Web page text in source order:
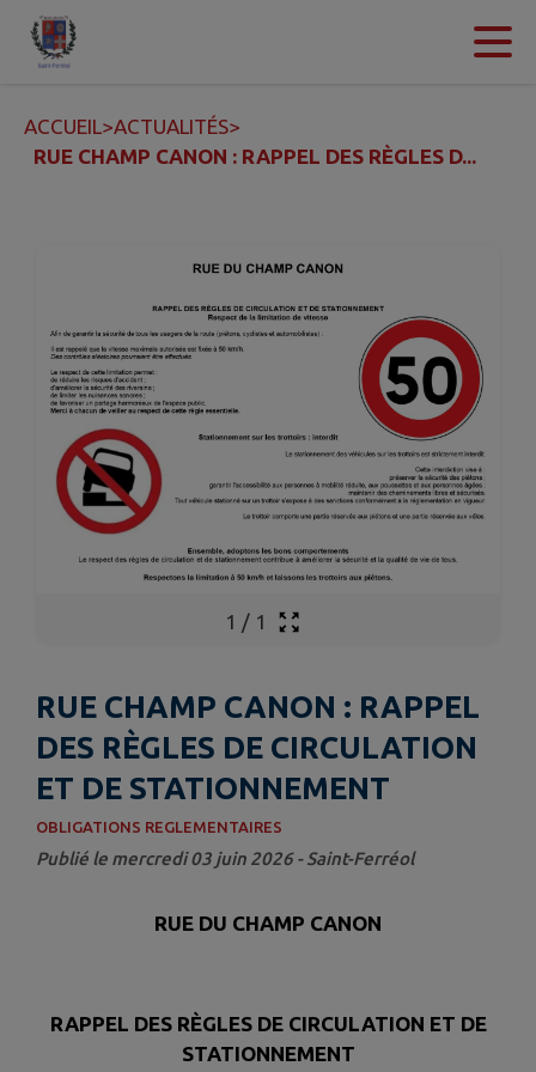
Contenu
ACCUEIL>ACTUALITÉS>
RUE CHAMP CANON : RAPPEL DES RÈGLES D...
1 / 1
RUE CHAMP CANON : RAPPEL
DES RÈGLES DE CIRCULATION
ET DE STATIONNEMENT
OBLIGATIONS REGLEMENTAIRES
Publié le mercredi 03 juin 2026 - Saint-Ferréol
RUE DU CHAMP CANON
RAPPEL DES RÈGLES DE CIRCULATION ET DE
STATIONNEMENT